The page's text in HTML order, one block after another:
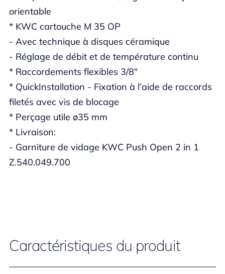
orientable
* KWC cartouche M 35 OP
- Avec technique à disques céramique
- Réglage de débit et de température continu
* Raccordements flexibles 3/8"
* QuickInstallation - Fixation à l’aide de raccords
filetés avec vis de blocage
* Perçage utile ø35 mm
* Livraison:
- Garniture de vidage KWC Push Open 2 in 1
Z.540.049.700
Caractéristiques du produit